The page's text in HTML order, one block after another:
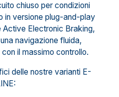
chiuso per condizioni
in versione plug-and-play
Electronic Braking,
navigazione fluida,
il massimo controllo.
delle nostre varianti E-